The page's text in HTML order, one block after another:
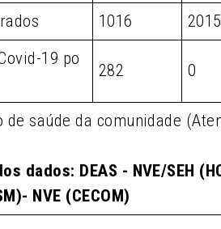
1016 2015
19 po
282 0
de saúde da comunidade
dados: DEAS - NVE/SEH
NVE (CECOM)